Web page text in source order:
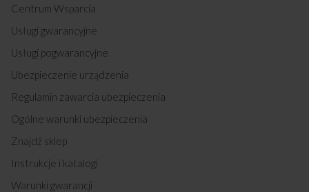
Centrum Wsparcia
Usługi gwarancyjne
Usługi pogwarancyjne
Ubezpieczenie urządzenia
Regulamin zawarcia ubezpieczenia
Ogólne warunki ubezpieczenia
Znajdź sklep
Instrukcje i katalogi
Warunki gwarancji